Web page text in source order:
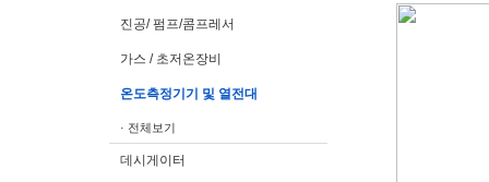
진공/ 펌프/콤프레서
가스 / 초저온장비
온도측정기기 및 열전대
· 전체보기
데시게이터